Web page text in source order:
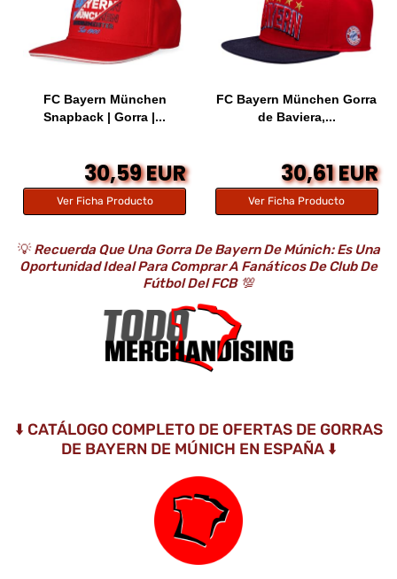
FC Bayern München
Snapback | Gorra |...
30,59 EUR
Ver Ficha Producto
FC Bayern München Gorra
de Baviera,...
30,61 EUR
Ver Ficha Producto
💡Recuerda Que Una Gorra De Bayern De Múnich: Es Una
Oportunidad Ideal Para Comprar A Fanáticos De Club De
Fútbol Del FCB 💯
⬇️ CATÁLOGO COMPLETO DE OFERTAS DE GORRAS
DE BAYERN DE MÚNICH EN ESPAÑA ⬇️